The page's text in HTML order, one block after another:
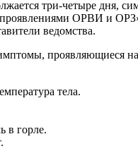
три-четыре дня,
проявлениями ОРВИ и
ведомства.
проявляющиеся
тела.
в горле.